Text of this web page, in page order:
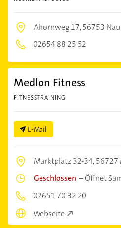
Ahornweg 17,56753
02654 88 25 52
Medlon Fitness
FITNESSTRAINING
E-Mail
Marktplatz 32-34,56727
Geschlossen –Öffnet
02651 70 32 20
Webseite